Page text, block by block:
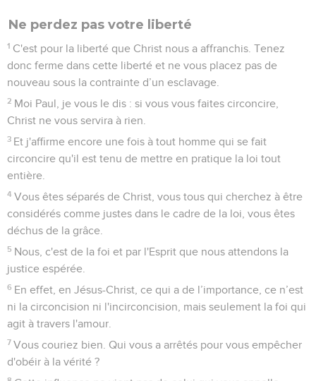
Ne perdez pas votre liberté
1 C'est pour la liberté que Christ nous a affranchis. Tenez
donc ferme dans cette liberté et ne vous placez pas de
nouveau sous la contrainte d’un esclavage.
2 Moi Paul, je vous le dis : si vous vous faites circoncire,
Christ ne vous servira à rien.
3 Et j'affirme encore une fois à tout homme qui se fait
circoncire qu'il est tenu de mettre en pratique la loi tout
entière.
4 Vous êtes séparés de Christ, vous tous qui cherchez à être
considérés comme justes dans le cadre de la loi, vous êtes
déchus de la grâce.
5 Nous, c'est de la foi et par l'Esprit que nous attendons la
justice espérée.
6 En effet, en Jésus-Christ, ce qui a de l’importance, ce n’est
ni la circoncision ni l'incirconcision, mais seulement la foi qui
agit à travers l'amour.
7 Vous couriez bien. Qui vous a arrêtés pour vous empêcher
d'obéir à la vérité ?